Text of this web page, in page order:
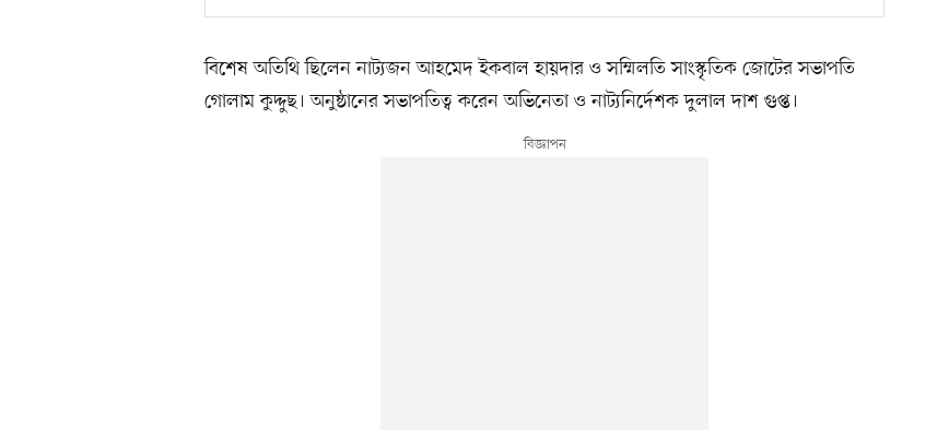
বিশেষ অতিথি ছিলেন নাট্যজন আহমেদ ইকবাল হায়দার ও সম্মিলতি সাংস্কৃতিক জোটের সভাপতি
গোলাম কুদ্দুছ। অনুষ্ঠানের সভাপতিত্ব করেন অভিনেতা ও নাট্যনির্দেশক দুলাল দাশ গুপ্ত।